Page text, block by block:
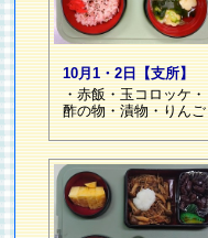
10月1・2日【支所】
・赤飯・玉コロッケ・
酢の物・漬物・りんご